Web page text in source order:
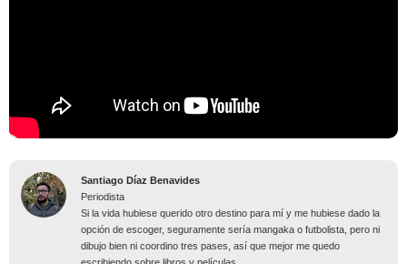
Santiago Díaz Benavides
Periodista
Si la vida hubiese querido otro destino para mí y me hubiese dado la
opción de escoger, seguramente sería mangaka o futbolista, pero ni
dibujo bien ni coordino tres pases, así que mejor me quedo
escribiendo sobre libros y películas.